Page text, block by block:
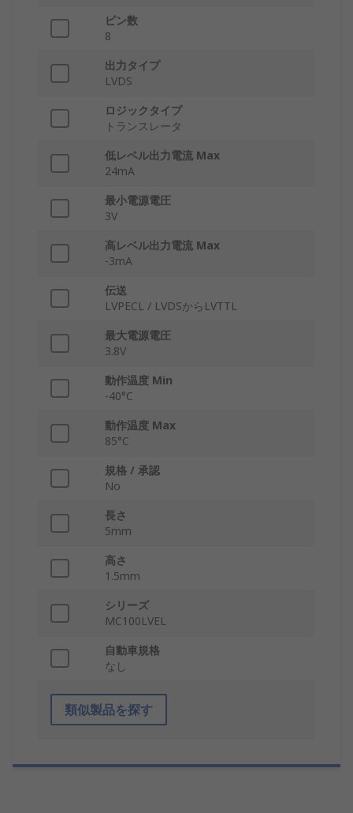
ピン数
8
出力タイプ
LVDS
ロジックタイプ
トランスレータ
低レベル出力電流 Max
24mA
最小電源電圧
3V
高レベル出力電流 Max
-3mA
伝送
LVPECL / LVDSからLVTTL
最大電源電圧
3.8V
動作温度 Min
-40°C
動作温度 Max
85°C
規格 / 承認
No
長さ
5mm
高さ
1.5mm
シリーズ
MC100LVEL
自動車規格
なし
類似製品を探す